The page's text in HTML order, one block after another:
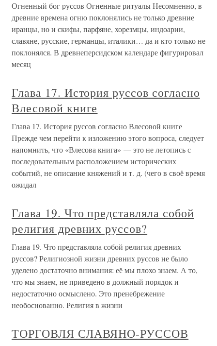
Огненный бог руссов Огненные ритуалы Несомненно, в
древние времена огню поклонялись не только древние
иранцы, но и скифы, парфяне, хорезмцы, индоарии,
славяне, русские, германцы, италики… да и кто только не
поклонялся. В древнеперсидском календаре фигурировал
месяц
Глава 17. История руссов согласно
Влесовой книге
Глава 17. История руссов согласно Влесовой книге
Прежде чем перейти к изложению этого вопроса, следует
напомнить, что «Влесова книга» — это не летопись с
последовательным расположением исторических
событий, не описание княжений и т. д. (чего в своё время
ожидал
Глава 19. Что представляла собой
религия древних руссов?
Глава 19. Что представляла собой религия древних
руссов? Религиозной жизни древних руссов не было
уделено достаточно внимания: её мы плохо знаем. А то,
что мы знаем, не приведено в должный порядок и
недостаточно осмыслено. Это пренебрежение
необоснованно. Религия в жизни
ТОРГОВЛЯ СЛАВЯНО-РУССОВ